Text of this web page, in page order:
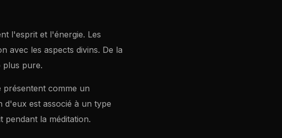
l'esprit et l'énergie. Les
avec les aspects divins. De la
plus pure.
présentent comme un
d'eux est associé à un type
pendant la méditation.